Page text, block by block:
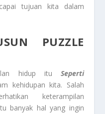
tujuan kita dalam
PUZZLE
hidup itu Seperti
kehidupan kita. Salah
keterampilan
banyak hal yang ingin